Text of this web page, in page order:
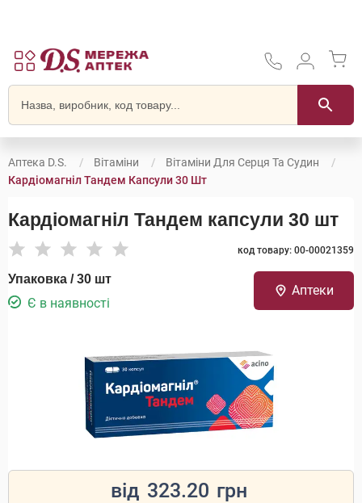
Аптека D.S. Вітаміни
Вітаміни Для Серця Та Судин
Кардіомагніл Тандем Капсули 30 Шт
Кардіомагніл Тандем капсули 30 шт
код товару: 00-00021359
Упаковка / 30 шт
Є в наявності
Аптеки
від 323.20 грн